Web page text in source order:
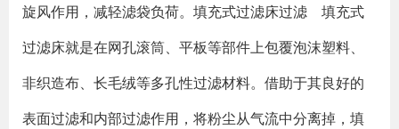
旋风作用，减轻滤袋负荷。填充式过滤床过滤 填充式
过滤床就是在网孔滚筒、平板等部件上包覆泡沫塑料、
非织造布、长毛绒等多孔性过滤材料。借助于其良好的
表面过滤和内部过滤作用，将粉尘从气流中分离掉，填